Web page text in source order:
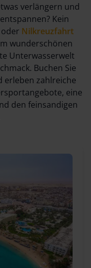
verlängern und
Kein
Nilkreuzfahrt
wunderschönen
Unterwasserwelt
Buchen Sie
erleben zahlreiche
eine
den feinsandigen